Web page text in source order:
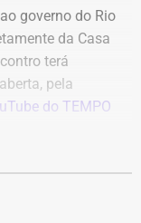
governo do Rio
da Casa
terá
pela
do TEMPO
Anthony